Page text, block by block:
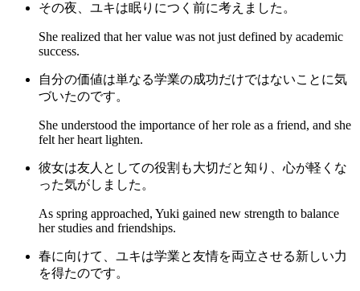
その夜、ユキは眠りにつく前に考えました。
She realized that her value was not just defined by academic
success.
自分の価値は単なる学業の成功だけではないことに気
づいたのです。
She understood the importance of her role as a friend, and she
felt her heart lighten.
彼女は友人としての役割も大切だと知り、心が軽くな
った気がしました。
As spring approached, Yuki gained new strength to balance
her studies and friendships.
春に向けて、ユキは学業と友情を両立させる新しい力
を得たのです。